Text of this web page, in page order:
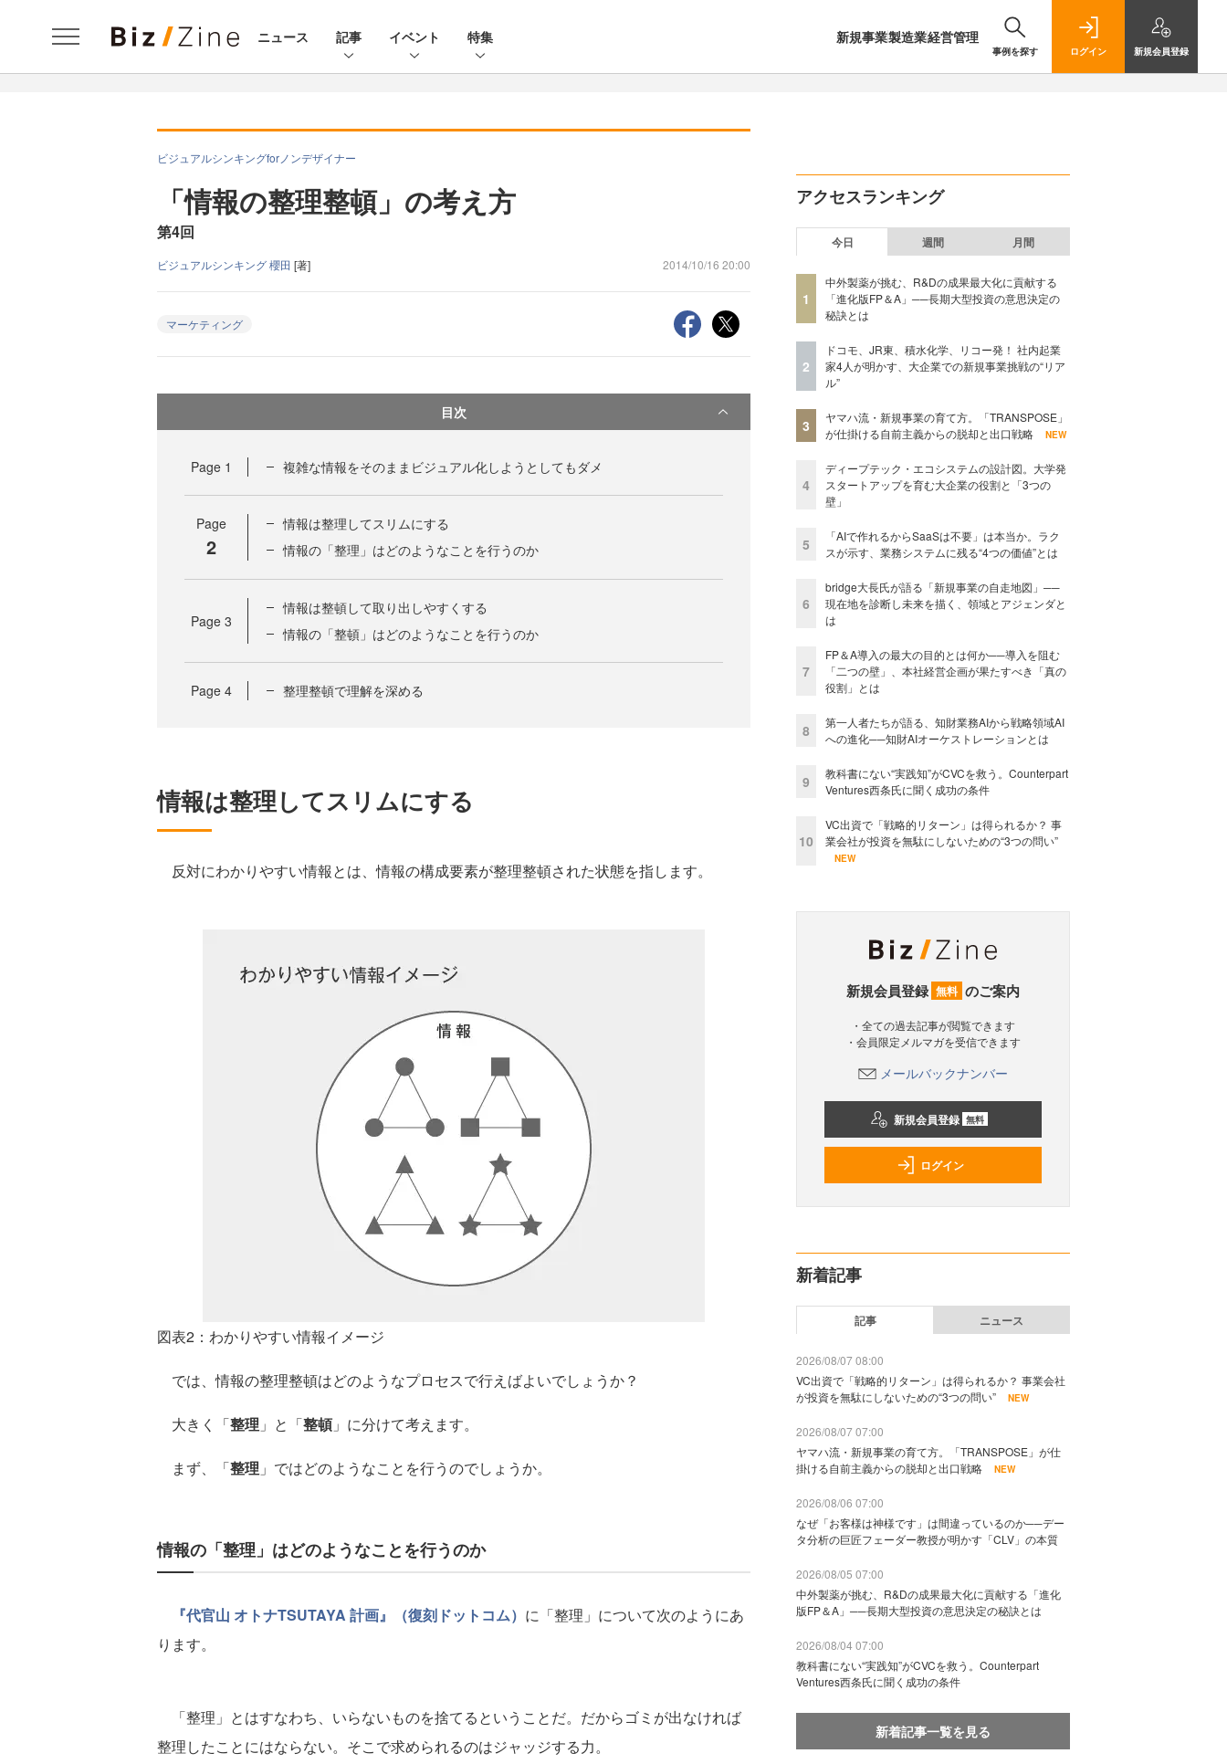
ニュース 記事 イベント 特集 新規事業製造業経営管理
事例を探す ログイン 新規会員登録
ビジュアルシンキングforノンデザイナー
「情報の整理整頓」の考え方
第4回
ビジュアルシンキング 櫻田 [著] 2014/10/16 20:00
マーケティング
目次
Page 1 複雑な情報をそのままビジュアル化しようとしてもダメ
Page
2
情報は整理してスリムにする
情報の「整理」はどのようなことを行うのか
Page 3
情報は整頓して取り出しやすくする
情報の「整頓」はどのようなことを行うのか
Page 4 整理整頓で理解を深める
情報は整理してスリムにする
反対にわかりやすい情報とは、情報の構成要素が整理整頓された状態を指します。
図表2：わかりやすい情報イメージ
では、情報の整理整頓はどのようなプロセスで行えばよいでしょうか？
大きく「整理 」と「整頓 」に分けて考えます。
まず、「整理 」ではどのようなことを行うのでしょうか。
情報の「整理」はどのようなことを行うのか
『代官山 オトナTSUTAYA 計画』（復刻ドットコム） に「整理」について次のようにあ
ります。
「整理」とはすなわち、いらないものを捨てるということだ。だからゴミが出なければ
整理したことにはならない。そこで求められるのはジャッジする力。
アクセスランキング
今日 週間 月間
1
中外製薬が挑む、R&Dの成果最大化に貢献する
「進化版FP＆A」──長期大型投資の意思決定の
秘訣とは
2
ドコモ、JR東、積水化学、リコー発！ 社内起業
家4人が明かす、大企業での新規事業挑戦の“リア
ル”
3
ヤマハ流・新規事業の育て方。「TRANSPOSE」
が仕掛ける自前主義からの脱却と出口戦略
NEW
4
ディープテック・エコシステムの設計図。大学発
スタートアップを育む大企業の役割と「3つの
壁」
5
「AIで作れるからSaaSは不要」は本当か。ラク
スが示す、業務システムに残る“4つの価値”とは
6
bridge大長氏が語る「新規事業の自走地図」──
現在地を診断し未来を描く、領域とアジェンダと
は
7
FP＆A導入の最大の目的とは何か──導入を阻む
「二つの壁」、本社経営企画が果たすべき「真の
役割」とは
8
第一人者たちが語る、知財業務AIから戦略領域AI
への進化──知財AIオーケストレーションとは
9
教科書にない“実践知”がCVCを救う。Counterpart
Ventures西条氏に聞く成功の条件
10
VC出資で「戦略的リターン」は得られるか？ 事
業会社が投資を無駄にしないための“3つの問い”
NEW
新規会員登録 無料 のご案内
・全ての過去記事が閲覧できます
・会員限定メルマガを受信できます
メールバックナンバー
新規会員登録 無料
ログイン
新着記事
記事 ニュース
2026/08/07 08:00
VC出資で「戦略的リターン」は得られるか？ 事業会社
が投資を無駄にしないための“3つの問い”
NEW
2026/08/07 07:00
ヤマハ流・新規事業の育て方。「TRANSPOSE」が仕
掛ける自前主義からの脱却と出口戦略
NEW
2026/08/06 07:00
なぜ「お客様は神様です」は間違っているのか──デー
タ分析の巨匠フェーダー教授が明かす「CLV」の本質
2026/08/05 07:00
中外製薬が挑む、R&Dの成果最大化に貢献する「進化
版FP＆A」──長期大型投資の意思決定の秘訣とは
2026/08/04 07:00
教科書にない“実践知”がCVCを救う。Counterpart
Ventures西条氏に聞く成功の条件
新着記事一覧を見る